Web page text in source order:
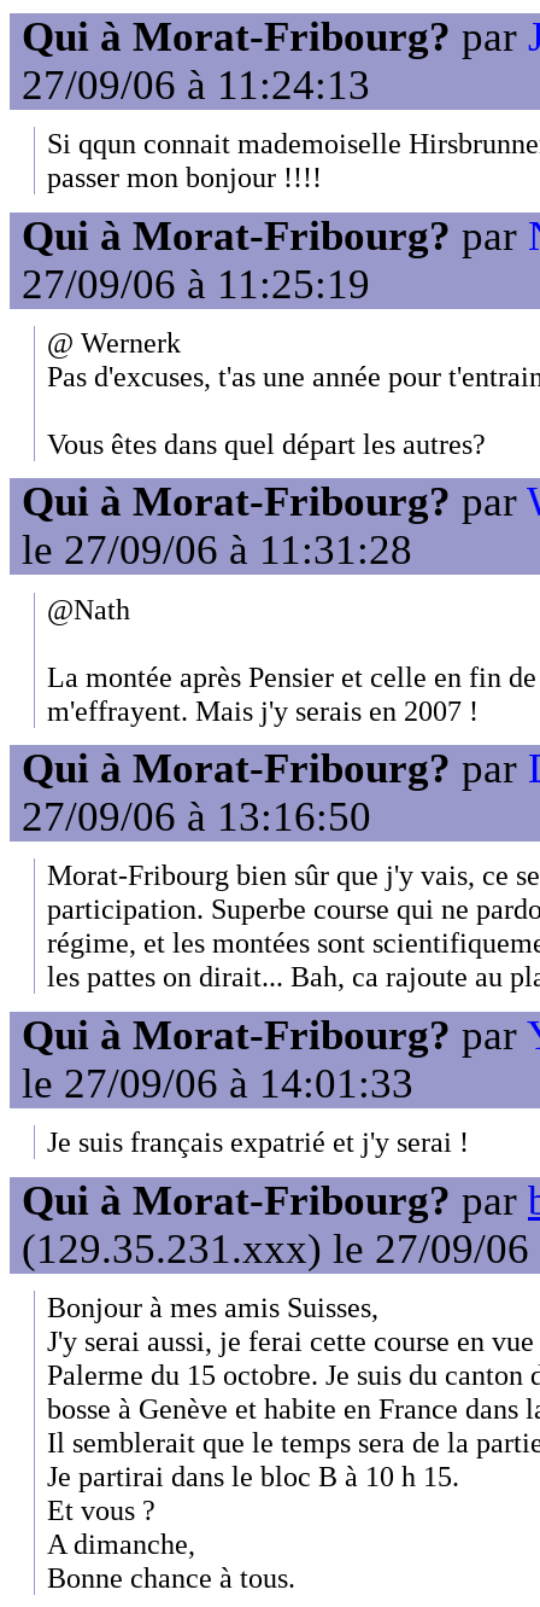
Qui à Morat-Fribourg? par
27/09/06 à 11:24:13
Si qqun connait mademoiselle
passer mon bonjour !!!!
Qui à Morat-Fribourg? par
27/09/06 à 11:25:19
@ Wernerk
Pas d'excuses, t'as une année pour
Vous êtes dans quel départ les autres?
Qui à Morat-Fribourg? par
le 27/09/06 à 11:31:28
@Nath
La montée après Pensier et celle en fin
m'effrayent. Mais j'y serais en 2007 !
Qui à Morat-Fribourg? par
27/09/06 à 13:16:50
Morat-Fribourg bien sûr que j'y vais, ce
participation. Superbe course qui ne
régime, et les montées sont
les pattes on dirait... Bah, ca rajoute au
Qui à Morat-Fribourg? par
le 27/09/06 à 14:01:33
Je suis français expatrié et j'y serai !
Qui à Morat-Fribourg? par
(129.35.231.xxx) le 27/09/06
Bonjour à mes amis Suisses,
J'y serai aussi, je ferai cette course en
Palerme du 15 octobre. Je suis du canton
bosse à Genève et habite en France dans
Il semblerait que le temps sera de la
Je partirai dans le bloc B à 10 h 15.
Et vous ?
A dimanche,
Bonne chance à tous.